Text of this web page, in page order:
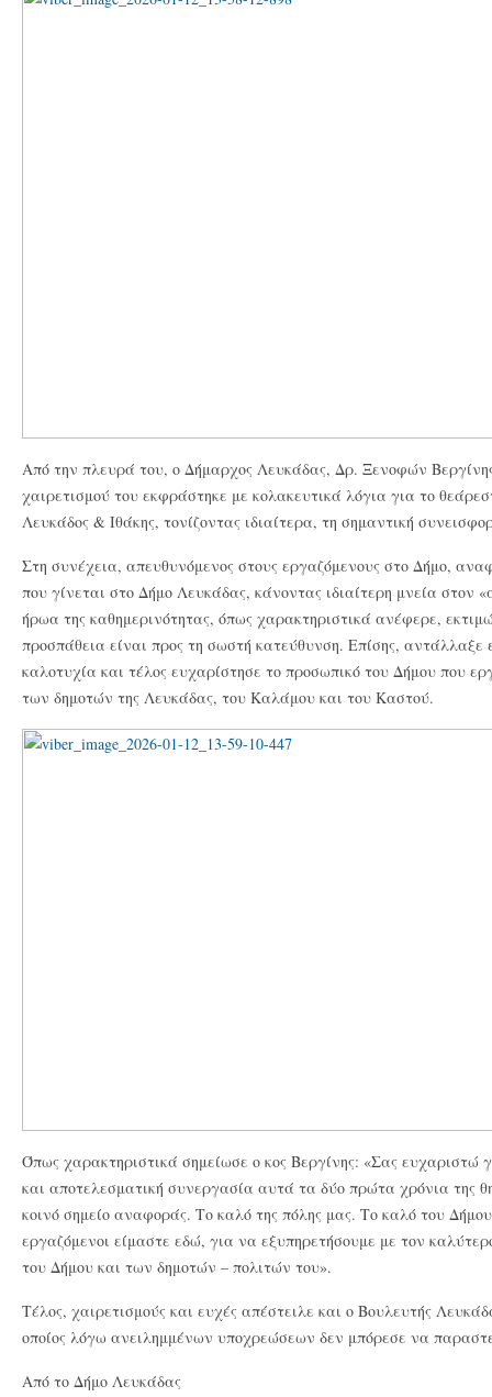
Από την πλευρά του, ο Δήμαρχος Λευκάδας, Δρ. Ξενοφών
χαιρετισμού του εκφράστηκε με κολακευτικά λόγια για το
Λευκάδος & Ιθάκης, τονίζοντας ιδιαίτερα, τη σημαντική
Στη συνέχεια, απευθυνόμενος στους εργαζόμενους στο Δήμο,
που γίνεται στο Δήμο Λευκάδας, κάνοντας ιδιαίτερη μνεία
ήρωα της καθημερινότητας, όπως χαρακτηριστικά ανέφερε,
προσπάθεια είναι προς τη σωστή κατεύθυνση. Επίσης, αντάλλαξε
καλοτυχία και τέλος ευχαρίστησε το προσωπικό του Δήμου που
των δημοτών της Λευκάδας, του Καλάμου και του Καστού.
Όπως χαρακτηριστικά σημείωσε ο κος Βεργίνης: «Σας ευχαριστώ
και αποτελεσματική συνεργασία αυτά τα δύο πρώτα χρόνια της
κοινό σημείο αναφοράς. Το καλό της πόλης μας. Το καλό του
εργαζόμενοι είμαστε εδώ, για να εξυπηρετήσουμε με τον
του Δήμου και των δημοτών – πολιτών του».
Τέλος, χαιρετισμούς και ευχές απέστειλε και ο Βουλευτής
οποίος λόγω ανειλημμένων υποχρεώσεων δεν μπόρεσε να
Από το Δήμο Λευκάδας